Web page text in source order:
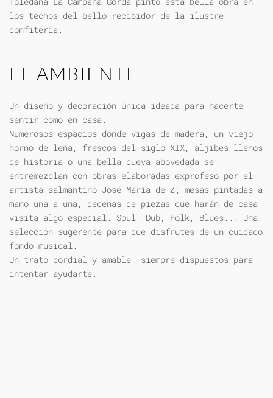
los techos del bello recibidor de la ilustre
confitería.
EL AMBIENTE
Un diseño y decoración única ideada para hacerte
sentir como en casa.
Numerosos espacios donde vigas de madera, un viejo
horno de leña, frescos del siglo XIX, aljibes llenos
de historia o una bella cueva abovedada se
entremezclan con obras elaboradas exprofeso por el
artista salmantino José María de Z; mesas pintadas a
mano una a una, decenas de piezas que harán de casa
visita algo especial. Soul, Dub, Folk, Blues... Una
selección sugerente para que disfrutes de un cuidado
fondo musical.
Un trato cordial y amable, siempre dispuestos para
intentar ayudarte.